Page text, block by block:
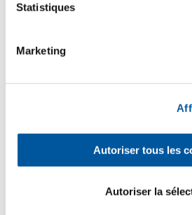
Statistiques
Marketing
Autoriser tous les
Autoriser la
PVC-PVC